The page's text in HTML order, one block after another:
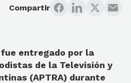
Compartir
entregado por la
de la Televisión y
(APTRA) durante